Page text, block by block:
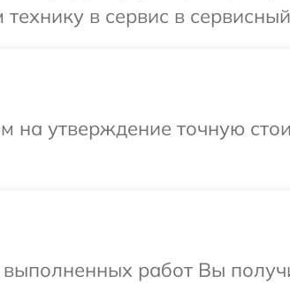
в сервис в
на утверждение точную
работ Вы